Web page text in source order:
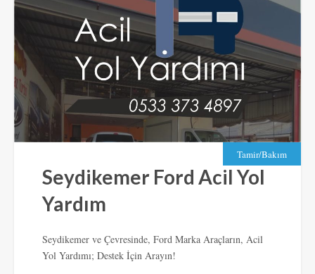
Tamir/Bakım
Seydikemer Ford Acil Yol
Yardım
Seydikemer ve Çevresinde, Ford Marka Araçların, Acil
Yol Yardımı; Destek İçin Arayın!